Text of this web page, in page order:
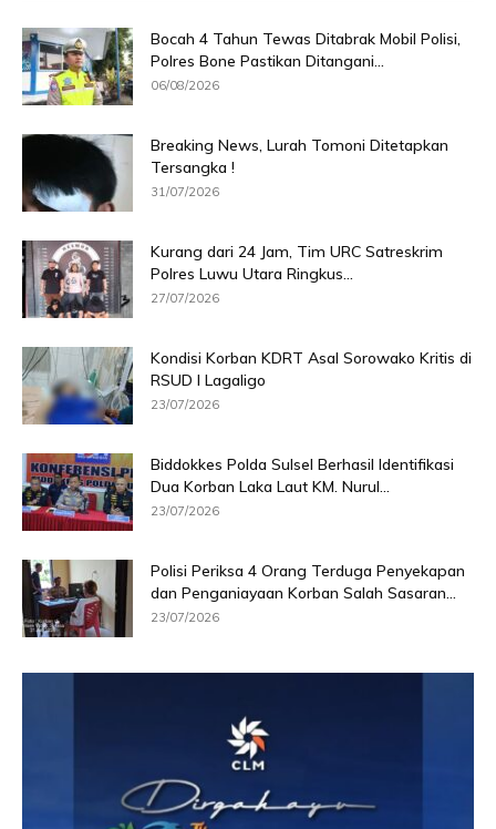
Bocah 4 Tahun Tewas Ditabrak Mobil Polisi,
Polres Bone Pastikan Ditangani...
06/08/2026
Breaking News, Lurah Tomoni Ditetapkan
Tersangka !
31/07/2026
Kurang dari 24 Jam, Tim URC Satreskrim
Polres Luwu Utara Ringkus...
27/07/2026
Kondisi Korban KDRT Asal Sorowako Kritis di
RSUD I Lagaligo
23/07/2026
Biddokkes Polda Sulsel Berhasil Identifikasi
Dua Korban Laka Laut KM. Nurul...
23/07/2026
Polisi Periksa 4 Orang Terduga Penyekapan
dan Penganiayaan Korban Salah Sasaran...
23/07/2026